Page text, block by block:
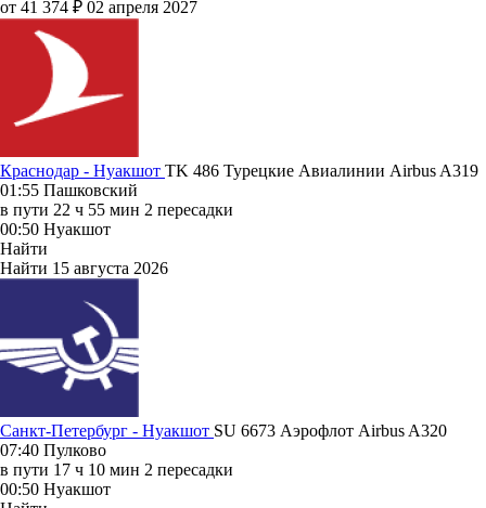
от 41 374 ₽ 02 апреля 2027
Краснодар - Нуакшот TK 486 Турецкие Авиалинии Airbus A319
01:55 Пашковский
в пути 22 ч 55 мин 2 пересадки
00:50 Нуакшот
Найти
Найти 15 августа 2026
Санкт-Петербург - Нуакшот SU 6673 Аэрофлот Airbus A320
07:40 Пулково
в пути 17 ч 10 мин 2 пересадки
00:50 Нуакшот